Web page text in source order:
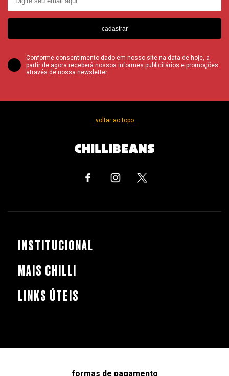
cadastrar
Conforme consentimento dado em nosso site na data de hoje, a
partir de agora receberá nossos informes publicitários e promoções
através de nossa newsletter.
voltar ao topo
INSTITUCIONAL
MAIS CHILLI
LINKS ÚTEIS
formas de pagamento